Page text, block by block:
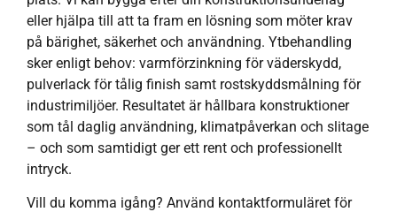
eller hjälpa till att ta fram en lösning som möter krav
på bärighet, säkerhet och användning. Ytbehandling
sker enligt behov: varmförzinkning för väderskydd,
pulverlack för tålig finish samt rostskyddsmålning för
industrimiljöer. Resultatet är hållbara konstruktioner
som tål daglig användning, klimatpåverkan och slitage
– och som samtidigt ger ett rent och professionellt
intryck.
Vill du komma igång? Använd kontaktformuläret för